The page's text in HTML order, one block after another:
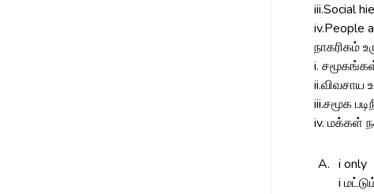
iii.Social
iv.People
நாகரிகம்
i.
ii.விவசாய
iii.சமூக
iv. மக்கள்
A. i only
i